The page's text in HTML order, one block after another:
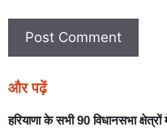
और पढ़ें
हरियाणा के सभी 90 विधानसभा